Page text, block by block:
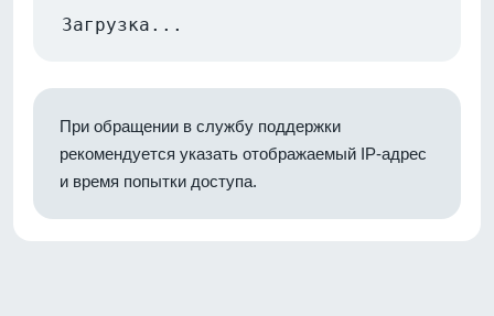
Загрузка...
При обращении в службу поддержки
рекомендуется указать отображаемый IP-адрес
и время попытки доступа.